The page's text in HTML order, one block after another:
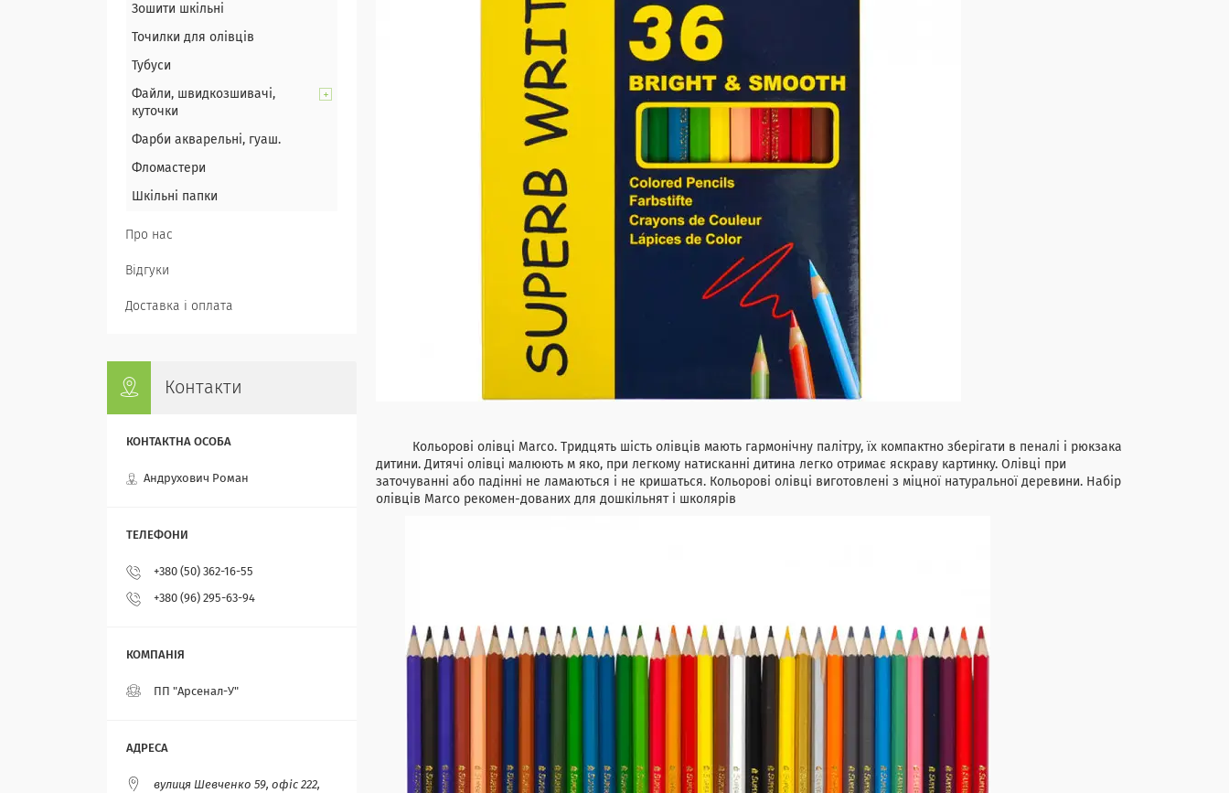
Кольорові олівці Marco. Тридцять шість олівців мають гармонічну палітру, їх компактно зберігати в пеналі і рюкзака
дитини. Дитячі олівці малюють м яко, при легкому натисканні дитина легко отримає яскраву картинку. Олівці при
заточуванні або падінні не ламаються і не кришаться. Кольорові олівці виготовлені з міцної натуральної деревини. Набір
олівців Marco рекомен-дованих для дошкільнят і школярів
Зошити шкільні
Точилки для олівців
Тубуси
Файли, швидкозшивачі,
куточки
Фарби акварельні, гуаш.
Фломастери
Шкільні папки
Про нас
Відгуки
Доставка і оплата
Контакти
Андрухович Роман
+380 (50) 362-16-55
+380 (96) 295-63-94
ПП "Арсенал-У"
вулиця Шевченко 59, офіс 222,